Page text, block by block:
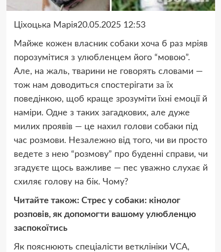
Ціхоцька Марія20.05.2025 12:53
Майже кожен власник собаки хоча б раз мріяв
порозумітися з улюбленцем його “мовою”.
Але, на жаль, тварини не говорять словами —
тож нам доводиться спостерігати за їх
поведінкою, щоб краще зрозуміти їхні емоції й
наміри. Одне з таких загадкових, але дуже
милих проявів — це нахил голови собаки під
час розмови. Незалежно від того, чи ви просто
ведете з нею “розмову” про буденні справи, чи
згадуєте щось важливе — пес уважно слухає й
схиляє голову на бік. Чому?
Читайте також: Стрес у собаки: кінолог
розповів, як допомогти вашому улюбленцю
заспокоїтись
Як пояснюють спеціалісти ветклініки VCA,